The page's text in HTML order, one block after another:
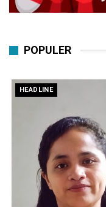
POPULER
HEADLINE